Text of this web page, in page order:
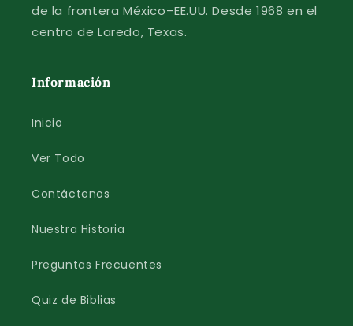
de la frontera México–EE.UU. Desde 1968 en el
centro de Laredo, Texas.
Información
Inicio
Ver Todo
Contáctenos
Nuestra Historia
Preguntas Frecuentes
Quiz de Biblias